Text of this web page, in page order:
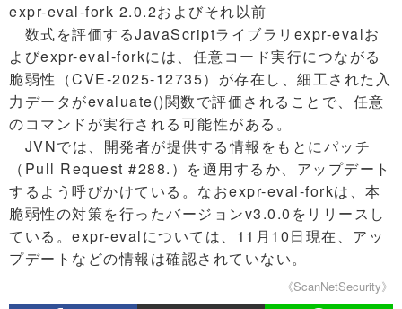
expr-eval-fork 2.0.2およびそれ以前
数式を評価するJavaScriptライブラリexpr-evalお
よびexpr-eval-forkには、任意コード実行につながる
脆弱性（CVE-2025-12735）が存在し、細工された入
力データがevaluate()関数で評価されることで、任意
のコマンドが実行される可能性がある。
JVNでは、開発者が提供する情報をもとにパッチ
（Pull Request #288.）を適用するか、アップデート
するよう呼びかけている。なおexpr-eval-forkは、本
脆弱性の対策を行ったバージョンv3.0.0をリリースし
ている。expr-evalについては、11月10日現在、アッ
プデートなどの情報は確認されていない。
《ScanNetSecurity》